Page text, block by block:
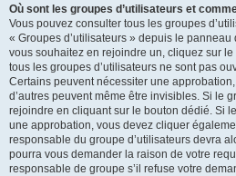
Où sont les groupes d’utilisateurs et
Vous pouvez consulter tous les groupes
« Groupes d’utilisateurs » depuis le panneau
vous souhaitez en rejoindre un, cliquez sur
tous les groupes d’utilisateurs ne sont pas
Certains peuvent nécessiter une
d’autres peuvent même être invisibles. Si le
rejoindre en cliquant sur le bouton dédié. Si
une approbation, vous devez cliquer
responsable du groupe d’utilisateurs devra
pourra vous demander la raison de votre
responsable de groupe s’il refuse votre